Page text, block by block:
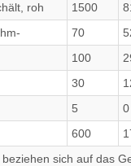
roh
1500
70
100
30
5 0
600
sich auf das